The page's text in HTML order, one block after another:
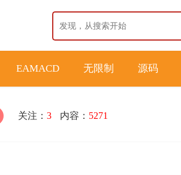
EAMACD 无限制 源码
关注： 3 内容： 5271